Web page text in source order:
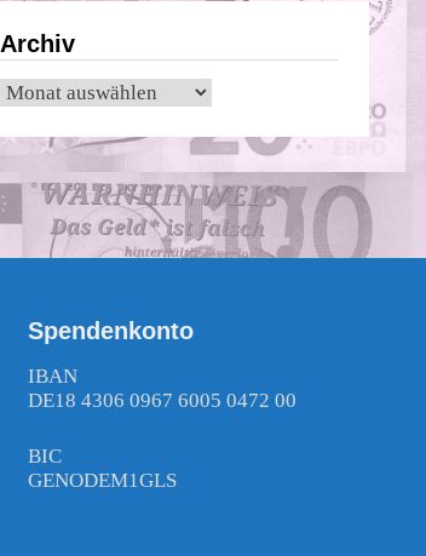
Archiv
Archiv
Spendenkonto
IBAN
DE18 4306 0967 6005 0472 00
BIC
GENODEM1GLS